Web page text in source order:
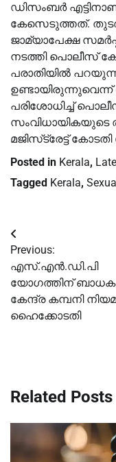
ഡിസംബര്‍
കേസെടുത്തത്.
ജാമ്യാപേക്ഷ
നടത്തി പൊലീസ്
പരാതിയില്‍
ഉണ്ടായിരുന്നുവെന്ന്
പരിശോധിച്ച്
മജിസ്‌ട്രേട്ട്
Posted in Kerala,
Tagged Kerala,
Post
navigation
Previous:
എസ്.എൻ.ഡി.പി
യോഗത്തിന്
കേന്ദ്ര കമ്പനി
ഹൈക്കോടതി
Related Posts